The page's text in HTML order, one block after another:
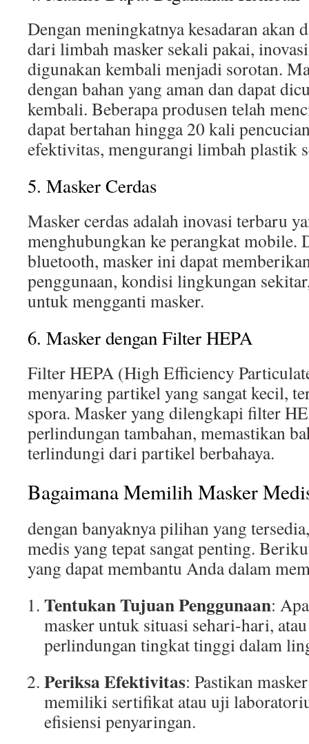
Dengan meningkatnya kesadaran akan
dari limbah masker sekali pakai,
digunakan kembali menjadi sorotan.
dengan bahan yang aman dan dapat
kembali. Beberapa produsen telah
dapat bertahan hingga 20 kali
efektivitas, mengurangi limbah plastik
5. Masker Cerdas
Masker cerdas adalah inovasi terbaru
menghubungkan ke perangkat mobile.
bluetooth, masker ini dapat
penggunaan, kondisi lingkungan
untuk mengganti masker.
6. Masker dengan Filter HEPA
Filter HEPA (High Efficiency
menyaring partikel yang sangat kecil,
spora. Masker yang dilengkapi filter
perlindungan tambahan, memastikan
terlindungi dari partikel berbahaya.
Bagaimana Memilih Masker
dengan banyaknya pilihan yang
medis yang tepat sangat penting.
yang dapat membantu Anda dalam
Tentukan Tujuan Penggunaan:
masker untuk situasi sehari-hari,
perlindungan tingkat tinggi dalam
Periksa Efektivitas: Pastikan
memiliki sertifikat atau uji
efisiensi penyaringan.